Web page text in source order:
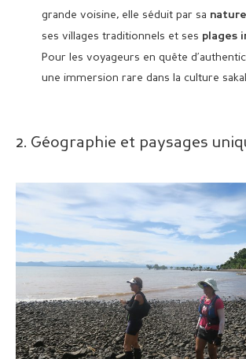
grande voisine, elle séduit par sa
ses villages traditionnels et ses plages
Pour les voyageurs en quête
une immersion rare dans la culture
2. Géographie et paysages